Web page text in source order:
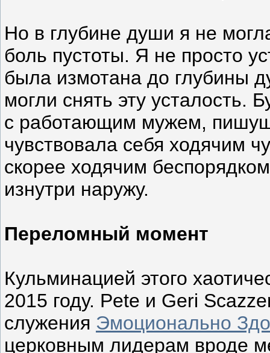
Но в глубине души я не
боль пустоты. Я не просто
была измотана до глубины
могли снять эту усталость.
с работающим мужем,
чувствовала себя ходячим
скорее ходячим
изнутри наружу.
Переломный момент
Кульминацией этого
2015 году. Pete и Geri
служения Эмоционально
церковным лидерам вроде